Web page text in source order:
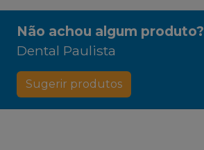
Não achou algum produto?
Dental Paulista
Sugerir produtos